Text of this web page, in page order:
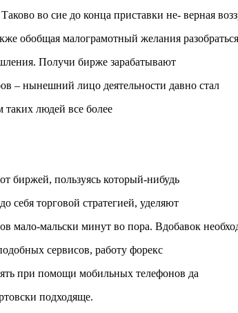
во сие до конца приставки не- верная
обобщая малограмотный желания
Получи бирже зарабатывают
– нынешний лицо деятельности давно стал
людей все более
биржей, пользуясь который-нибудь
себя торговой стратегией, уделяют
мало-мальски минут во пора. Вдобавок
сервисов, работу форекс
при помощи мобильных телефонов да
подходяще.